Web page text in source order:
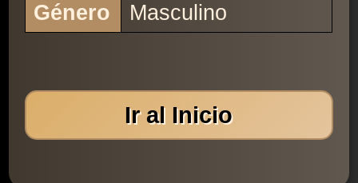
Género
Masculino
Ir al Inicio